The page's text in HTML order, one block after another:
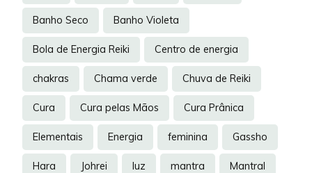
Banho Seco Banho Violeta
Bola de Energia Reiki Centro de energia
chakras Chama verde Chuva de Reiki
Cura Cura pelas Mãos Cura Prânica
Elementais Energia feminina Gassho
Hara Johrei luz mantra Mantral